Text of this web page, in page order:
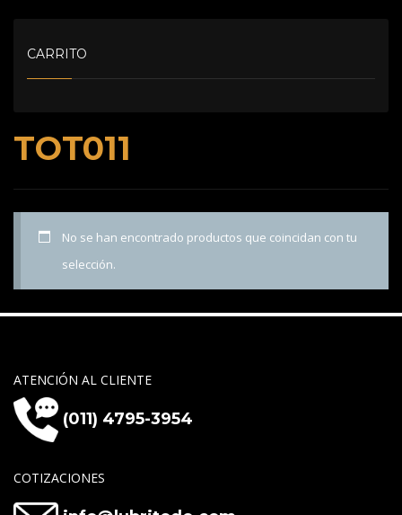
TOT011
No se han encontrado productos que coincidan con tu
selección.
CARRITO
ATENCIÓN AL CLIENTE
(011) 4795-3954
COTIZACIONES